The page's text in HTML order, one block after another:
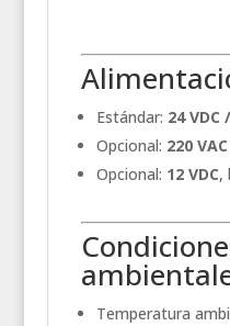
Estándar: 24 VDC
Opcional: 220
Opcional: 12 VDC,
Temperatura